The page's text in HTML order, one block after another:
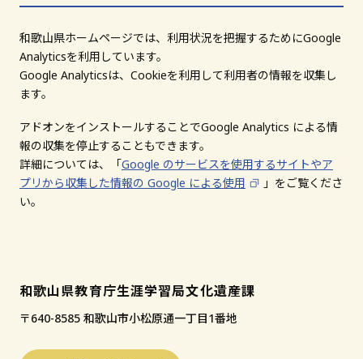
和歌山県ホームページでは、利用状況を把握するためにGoogle
Analyticsを利用しています。
Google Analyticsは、Cookieを利用して利用者の情報を収集し
ます。
アドオンをインストールすることでGoogle Analytics による情
報の収集を停止することもできます。
詳細については、「Google のサービスを使用するサイトやア
プリから収集した情報の Google による使用
」をご覧くださ
い。
和歌山県教育庁生涯学習局文化遺産課
〒640-8585 和歌山市小松原通一丁目1番地